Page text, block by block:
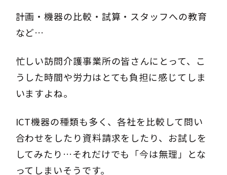
計画・機器の比較・試算・スタッフへの教育
など…
忙しい訪問介護事業所の皆さんにとって、こ
うした時間や労力はとても負担に感じてしま
いますよね。
ICT機器の種類も多く、各社を比較して問い
合わせをしたり資料請求をしたり、お試しを
してみたり…それだけでも「今は無理」とな
ってしまいそうです。